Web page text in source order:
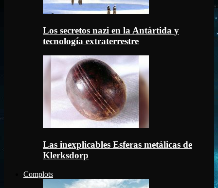
Los secretos nazi en la Antártida y
tecnología extraterrestre
Las inexplicables Esferas metálicas de
Klerksdorp
Complots